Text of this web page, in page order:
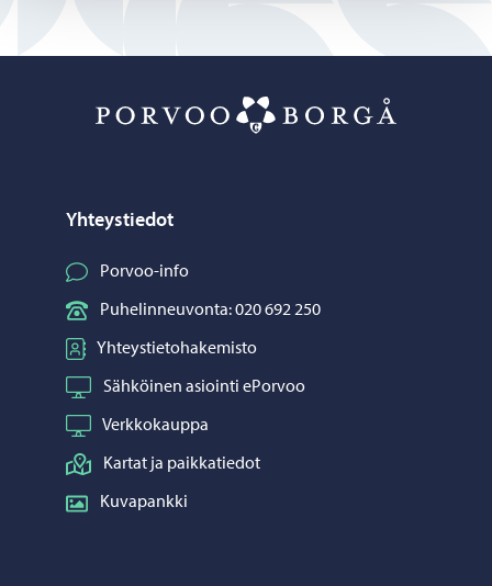
Yhteystiedot
Porvoo-info
Puhelinneuvonta: 020 692 250
Yhteystietohakemisto
Sähköinen asiointi ePorvoo
Verkkokauppa
Kartat ja paikkatiedot
Kuvapankki